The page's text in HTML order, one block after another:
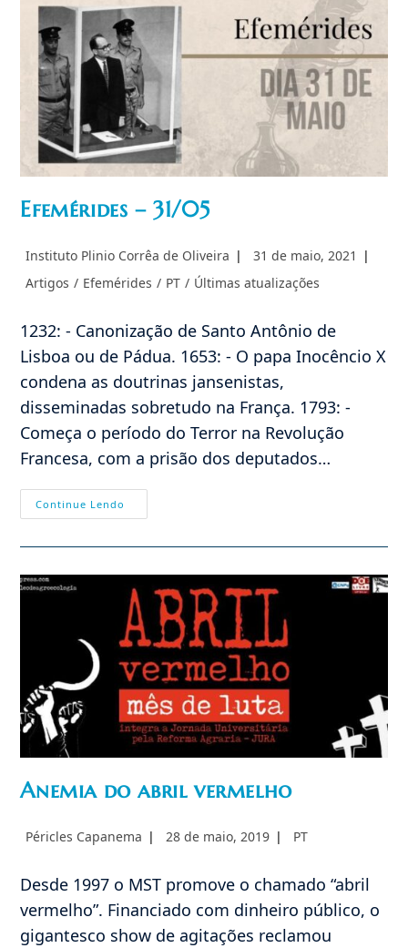
Ação
Pelo
Brasil
Efemérides – 31/05
Autor
post:
Instituto Plinio Corrêa de Oliveira
Post
31 de maio, 2021
Categoria
Artigos / Efemérides / PT / Últimas atualizações
1232: - Canonização de Santo Antônio de
Lisboa ou de Pádua. 1653: - O papa Inocêncio X
condena as doutrinas jansenistas,
disseminadas sobretudo na França. 1793: -
Começa o período do Terror na Revolução
Francesa, com a prisão dos deputados…
Continue Lendo
–
Anemia do abril vermelho
Autor
Péricles Capanema
Post
28 de maio, 2019
Categoria
PT
Desde 1997 o MST promove o chamado “abril
vermelho”. Financiado com dinheiro público, o
gigantesco show de agitações reclamou